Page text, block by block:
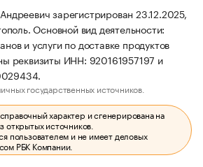
зарегистрирован 23.12.2025,
Основной вид деятельности:
и услуги по доставке продуктов
реквизиты ИНН: 920161957197 и
государственных источников.
характер и сгенерирована на
открытых источников.
пользователем и не имеет деловых
РБК Компании.